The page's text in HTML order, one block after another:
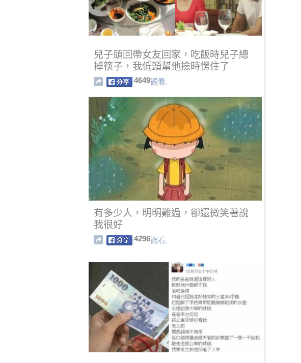
兒子頭回帶女友回家，吃飯時兒子總
掉筷子，我低頭幫他撿時愣住了
4649觀看.
有多少人，明明難過，卻還微笑著說
我很好
4296觀看.